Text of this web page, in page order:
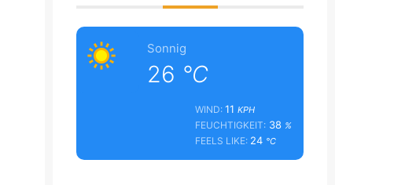
Sonnig
26 °C
WIND:11 KPH
FEUCHTIGKEIT: 38 %
FEELS LIKE: 24 °C